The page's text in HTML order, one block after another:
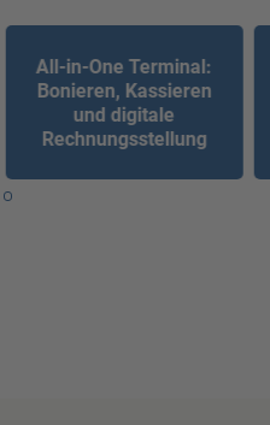
All-in-One Terminal:
Bonieren, Kassieren
und digitale
Rechnungsstellung